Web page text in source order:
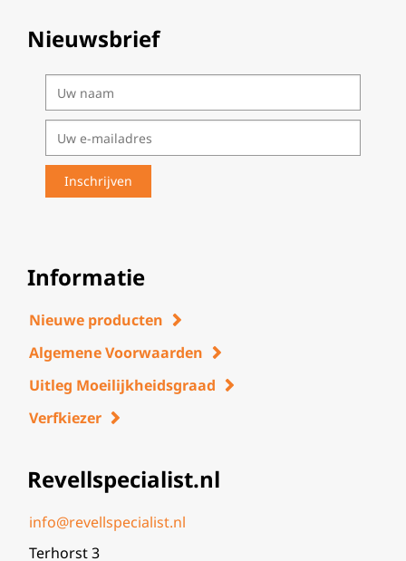
Nieuwsbrief
Informatie
Nieuwe producten
Algemene Voorwaarden
Uitleg Moeilijkheidsgraad
Verfkiezer
Revellspecialist.nl
info@revellspecialist.nl
Terhorst 3